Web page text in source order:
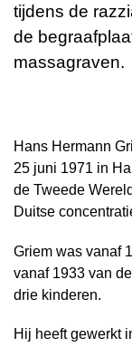
tijdens de
de
massagraven.
Hans Hermann
25 juni 1971 in
de Tweede
Duitse
Griem was vanaf
vanaf 1933 van
drie kinderen.
Hij heeft gewerkt